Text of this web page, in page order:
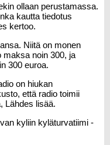
ollaan perustamassa.
kautta tiedotus
kertoo.
Niitä on monen
maksa noin 300, ja
300 euroa.
on hiukan
että radio toimii
Lähdes lisää.
kyliin kyläturvatiimi -